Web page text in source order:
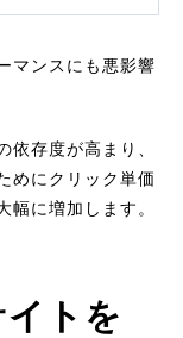
マンスにも悪影響
依存度が高まり、
めにクリック単価
幅に増加します。
トを